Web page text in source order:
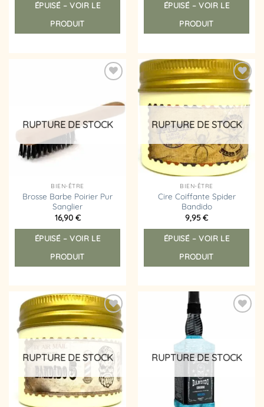
ÉPUISÉ – VOIR LE
PRODUIT
ÉPUISÉ – VOIR LE
PRODUIT
liste
d’envies
RUPTURE DE STOCK
BIEN-ÊTRE
Brosse Barbe Poirier Pur
Sanglier
16,90 €
ÉPUISÉ – VOIR LE
PRODUIT
Ajouter
à la
liste
d’envies
RUPTURE DE STOCK
BIEN-ÊTRE
Cire Coiffante Spider
Bandido
9,95€
ÉPUISÉ – VOIR LE
PRODUIT
Ajouter
à la
liste
d’envies
RUPTURE DE STOCK RUPTURE DE STOCK